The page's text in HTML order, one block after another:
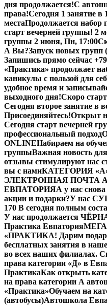
дня продолжается!С
права!Сегодня 1 занятие в
местаПродолжается набор
старт вечерней группы! 2
группы 2 июня, Пн, 17:00
А Вы?Запуск новых групп
Запишись прямо сейчас +79
«Практика» продолжает
каникулы с пользой для
удобное время и
выходного дня!Скоро
Сегодня второе занятие в
Присоединяйтесь!Открыт
Сегодня старт вечерней
профессиональный подход
ONLINEНабираем на
группыВажная новость
отзывы стимулируют нас
вы с намиКАТЕГОРИЯ
ЭЛЕКТРОННАЯ ПОЧТА
ЕВПАТОРИЯА у нас
акции и подарки?У нас
170 В сегодня полным
У нас продолжается
Практика Евпатория
«ПРАКТИКА! Дарим
бесплатных занятия в
во всех наших филиалах.
права категории «Д» в
ПрактикаКак открыть
на права категории A
«Практика»Обучаем на
(автобусы)Автошкола